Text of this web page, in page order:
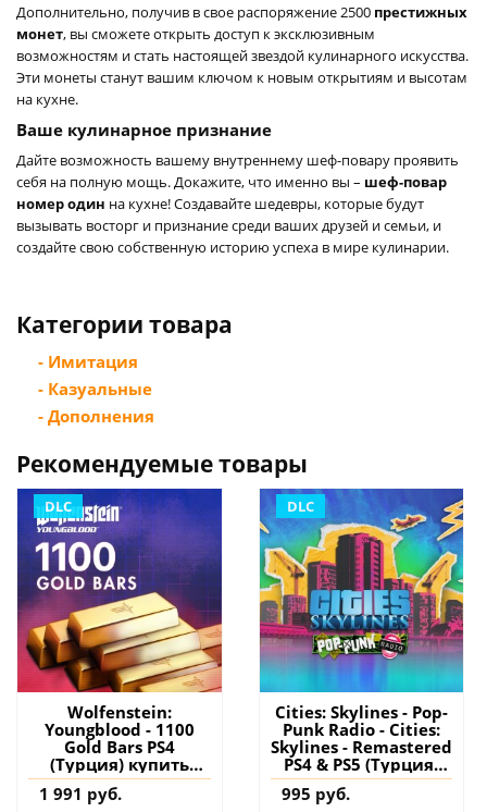
Дополнительно, получив в свое распоряжение 2500 престижных
монет, вы сможете открыть доступ к эксклюзивным
возможностям и стать настоящей звездой кулинарного искусства.
Эти монеты станут вашим ключом к новым открытиям и высотам
на кухне.
Ваше кулинарное признание
Дайте возможность вашему внутреннему шеф-повару проявить
себя на полную мощь. Докажите, что именно вы – шеф-повар
номер один на кухне! Создавайте шедевры, которые будут
вызывать восторг и признание среди ваших друзей и семьи, и
создайте свою собственную историю успеха в мире кулинарии.
Категории товара
- Имитация
- Казуальные
- Дополнения
Рекомендуемые товары
DLC
Wolfenstein:
Youngblood - 1100
Gold Bars PS4
(Турция) купить
дополнение на
аккаунт
1 991 руб.
DLC
Cities: Skylines - Pop-
Punk Radio - Cities:
Skylines - Remastered
PS4 & PS5 (Турция)
купить дополнение
на аккаунт
995 руб.